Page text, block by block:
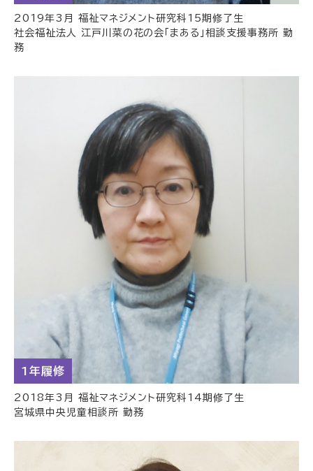
2019年3月 福祉マネジメント研究科15期修了生
社会福祉法人 江戸川菜の花の会「まある」相談支援事務所 勤
務
1年履修
2018年3月 福祉マネジメント研究科14期修了生
宮城県中央児童相談所 勤務